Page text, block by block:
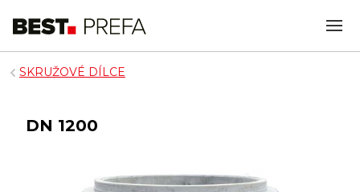
SKRUŽOVÉ DÍLCE
DN 1200